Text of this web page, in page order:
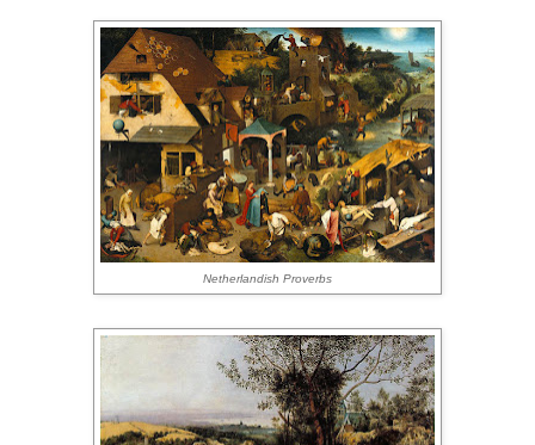
Netherlandish Proverbs